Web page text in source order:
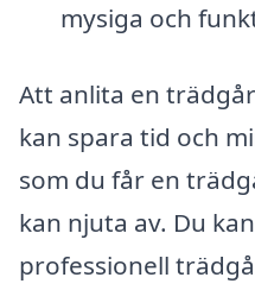
mysiga och
Att anlita en
kan spara tid och
som du får en
kan njuta av. Du
professionell